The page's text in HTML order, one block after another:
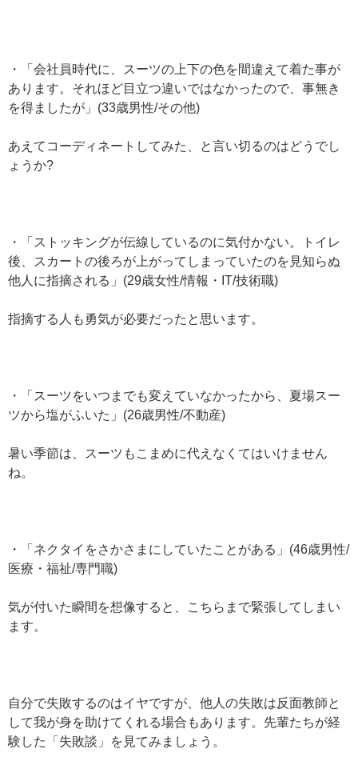
・「会社員時代に、スーツの上下の色を間違えて着た事が
あります。それほど目立つ違いではなかったので、事無き
を得ましたが」(33歳男性/その他)
あえてコーディネートしてみた、と言い切るのはどうでし
ょうか?
・「ストッキングが伝線しているのに気付かない。トイレ
後、スカートの後ろが上がってしまっていたのを見知らぬ
他人に指摘される」(29歳女性/情報・IT/技術職)
指摘する人も勇気が必要だったと思います。
・「スーツをいつまでも変えていなかったから、夏場スー
ツから塩がふいた」(26歳男性/不動産)
暑い季節は、スーツもこまめに代えなくてはいけません
ね。
・「ネクタイをさかさまにしていたことがある」(46歳男性/
医療・福祉/専門職)
気が付いた瞬間を想像すると、こちらまで緊張してしまい
ます。
自分で失敗するのはイヤですが、他人の失敗は反面教師と
して我が身を助けてくれる場合もあります。先輩たちが経
験した「失敗談」を見てみましょう。